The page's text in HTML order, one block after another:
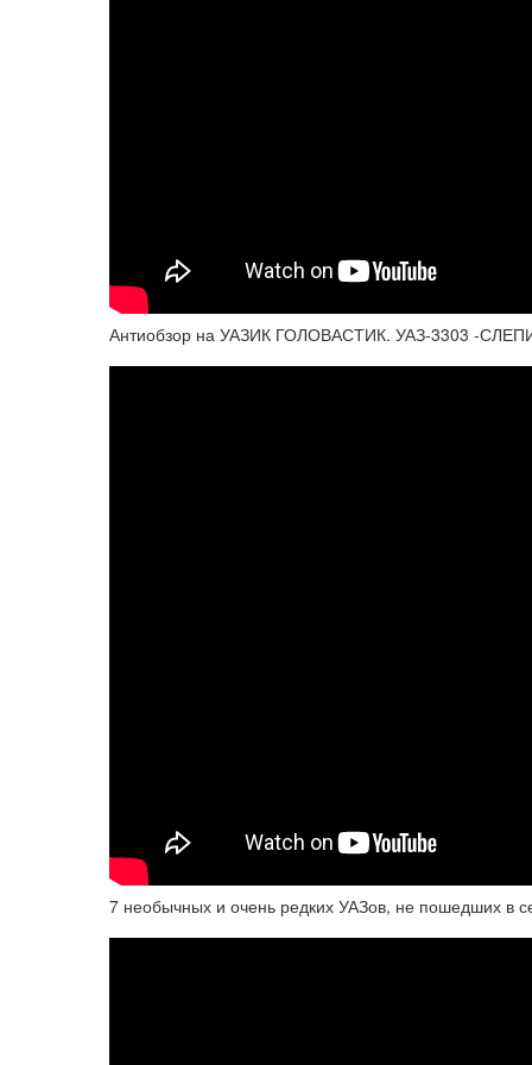
Антиобзор на УАЗИК ГОЛОВАСТИК. УАЗ-3303 -
7 необычных и очень редких УАЗов, не пошедших в